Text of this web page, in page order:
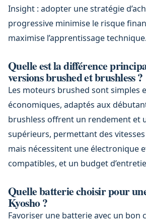
Insight : adopter une stratégie
progressive minimise le risque
maximise l’apprentissage technique.
Quelle est la différence
versions brushed et brushless ?
Les moteurs brushed sont simples
économiques, adaptés aux
brushless offrent un rendement et
supérieurs, permettant des vitesses
mais nécessitent une électronique
compatibles, et un budget
Quelle batterie choisir pour
Kyosho ?
Favoriser une batterie avec un bon